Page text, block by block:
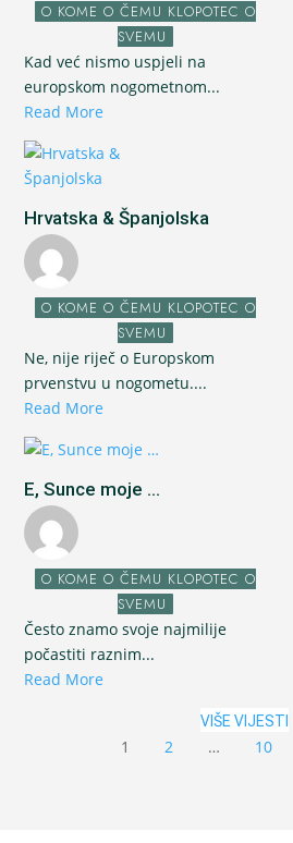
O KOME O ČEMU KLOPOTEC O
SVEMU
Kad već nismo uspjeli na
europskom nogometnom...
Read More
Hrvatska & Španjolska
O KOME O ČEMU KLOPOTEC O
SVEMU
Ne, nije riječ o Europskom
prvenstvu u nogometu....
Read More
E, Sunce moje ...
O KOME O ČEMU KLOPOTEC O
SVEMU
Često znamo svoje najmilije
počastiti raznim...
Read More
VIŠE VIJESTI
1 2 … 10